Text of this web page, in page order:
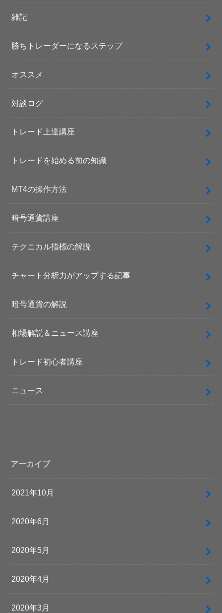
雑記
勝ちトレーダーになるステップ
オススメ
対談ログ
トレード上達講座
トレードを始める前の知識
MT4の操作方法
暗号通貨講座
テクニカル指標の解説
チャート分析力がアップする記事
暗号通貨の解説
相場解説＆ニュース講座
トレード初心者講座
ニュース
アーカイブ
2021年10月
2020年6月
2020年5月
2020年4月
2020年3月